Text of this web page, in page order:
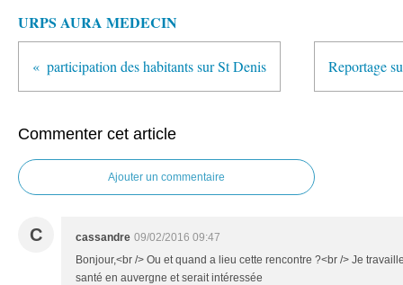
URPS AURA MEDECIN
participation des habitants sur St Denis Reportage
Commenter cet article
Ajouter un commentaire
C cassandre 09/02/2016 09:47
Bonjour,<br /> Ou et quand a lieu cette rencontre ?<br /> Je
santé en auvergne et serait intéressée